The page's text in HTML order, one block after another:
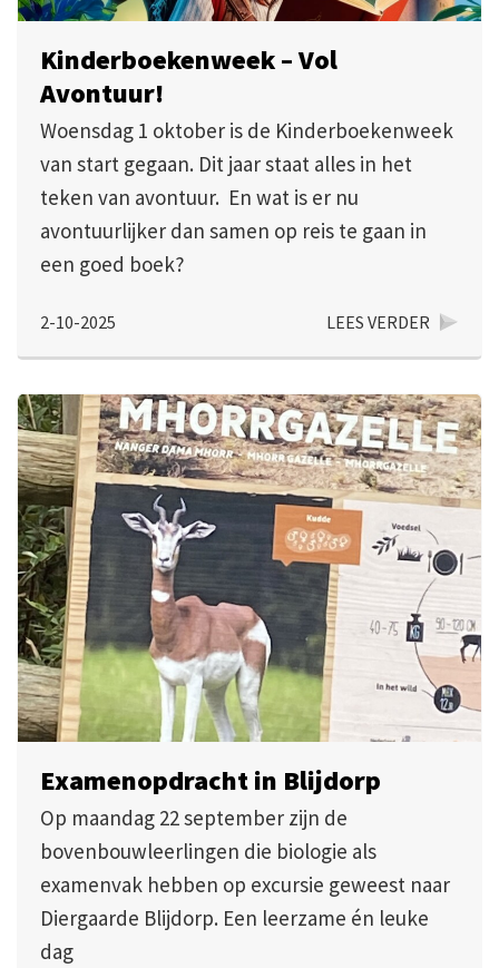
Kinderboekenweek – Vol
Avontuur!
Woensdag 1 oktober is de Kinderboekenweek
van start gegaan. Dit jaar staat alles in het
teken van avontuur. En wat is er nu
avontuurlijker dan samen op reis te gaan in
een goed boek?
2-10-2025 LEES VERDER
Examenopdracht in Blijdorp
Op maandag 22 september zijn de
bovenbouwleerlingen die biologie als
examenvak hebben op excursie geweest naar
Diergaarde Blijdorp. Een leerzame én leuke
dag